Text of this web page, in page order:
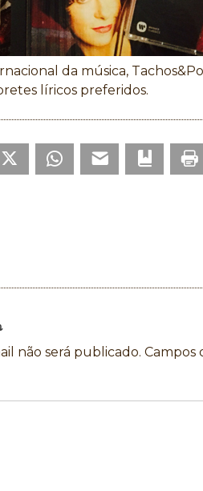
da música,
líricos preferidos.
Twitter WhatsApp
não será publicado. Campos